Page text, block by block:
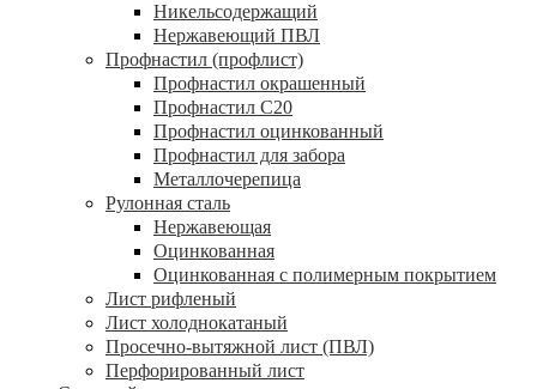
Никельсодержащий
Нержавеющий ПВЛ
Профнастил (профлист)
Профнастил окрашенный
Профнастил С20
Профнастил оцинкованный
Профнастил для забора
Металлочерепица
Рулонная сталь
Нержавеющая
Оцинкованная
Оцинкованная с полимерным покрытием
Лист рифленый
Лист холоднокатаный
Просечно-вытяжной лист (ПВЛ)
Перфорированный лист